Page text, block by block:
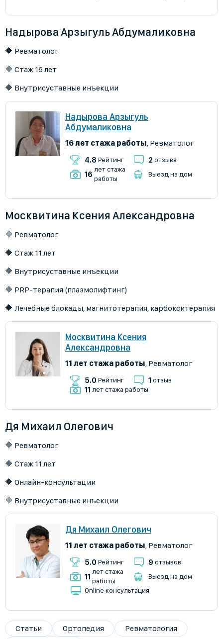
Надырова Арзыгуль Абдумаликовна
🔶 Ревматолог
🔶 Стаж 16 лет
🔶 Внутрисуставные инъекции
Надырова Арзыгуль
Абдумаликовна
16 лет стажа работы, Ревматолог
4.8 Рейтинг 2 отзыва
16
лет стажа
работы
Выезд на дом
Москвитина Ксения Александровна
🔶 Ревматолог
🔶 Стаж 11 лет
🔶 Внутрисуставные инъекции
🔶 PRP-терапия (плазмолифтинг)
🔶 Лечебные блокады, магнитотерапия, карбокситерапия
Москвитина Ксения
Александровна
11 лет стажа работы, Ревматолог
5.0 Рейтинг 1 отзыв
11 лет стажа работы
Дя Михаил Олегович
🔶 Ревматолог
🔶 Стаж 11 лет
🔶 Онлайн-консультации
🔶 Внутрисуставные инъекции
Дя Михаил Олегович
11 лет стажа работы, Ревматолог
5.0 Рейтинг 9 отзывов
11
лет стажа
работы
Выезд на дом
Online консультация
Статьи Ортопедия
Ревматология